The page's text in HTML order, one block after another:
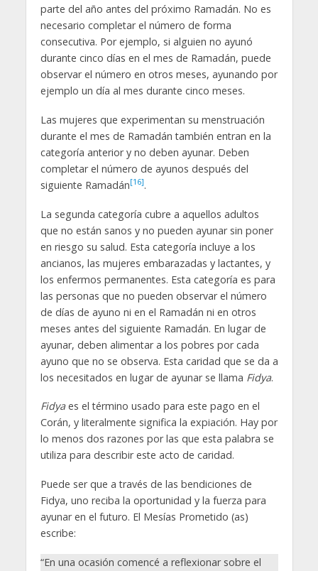
parte del año antes del próximo Ramadán. No es
necesario completar el número de forma
consecutiva. Por ejemplo, si alguien no ayunó
durante cinco días en el mes de Ramadán, puede
observar el número en otros meses, ayunando por
ejemplo un día al mes durante cinco meses.
Las mujeres que experimentan su menstruación
durante el mes de Ramadán también entran en la
categoría anterior y no deben ayunar. Deben
completar el número de ayunos después del
siguiente Ramadán[16].
La segunda categoría cubre a aquellos adultos
que no están sanos y no pueden ayunar sin poner
en riesgo su salud. Esta categoría incluye a los
ancianos, las mujeres embarazadas y lactantes, y
los enfermos permanentes. Esta categoría es para
las personas que no pueden observar el número
de días de ayuno ni en el Ramadán ni en otros
meses antes del siguiente Ramadán. En lugar de
ayunar, deben alimentar a los pobres por cada
ayuno que no se observa. Esta caridad que se da a
los necesitados en lugar de ayunar se llama Fidya.
Fidyaes el término usado para este pago en el
Corán, y literalmente significa la expiación. Hay por
lo menos dos razones por las que esta palabra se
utiliza para describir este acto de caridad.
Puede ser que a través de las bendiciones de
Fidya, uno reciba la oportunidad y la fuerza para
ayunar en el futuro. El Mesías Prometido (as)
escribe:
“En una ocasión comencé a reflexionar sobre el